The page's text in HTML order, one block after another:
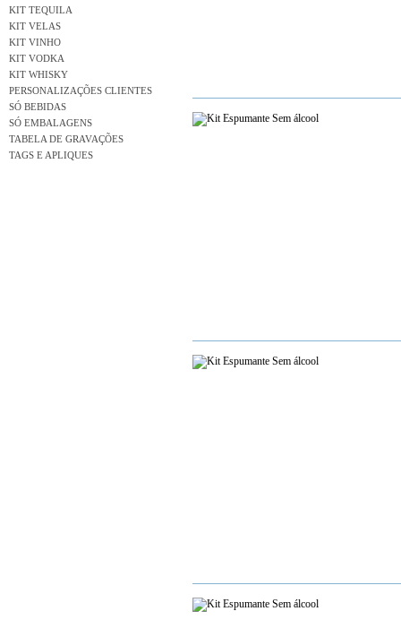
KIT TEQUILA
KIT VELAS
KIT VINHO
KIT VODKA
KIT WHISKY
PERSONALIZAÇÕES CLIENTES
SÓ BEBIDAS
SÓ EMBALAGENS
TABELA DE GRAVAÇÕES
TAGS E APLIQUES